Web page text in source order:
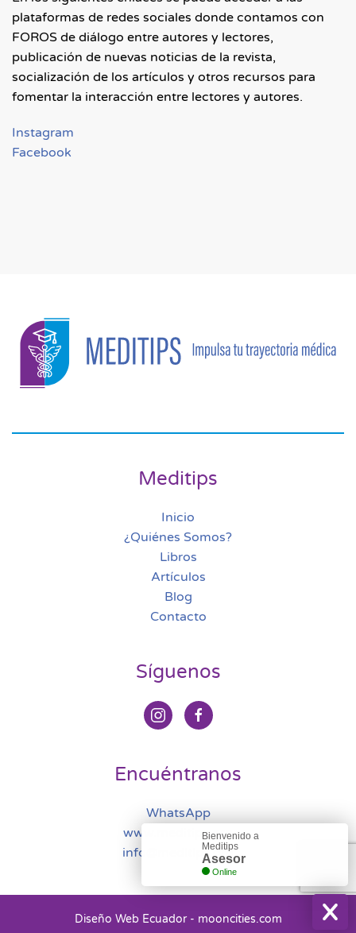
plataformas de redes sociales donde contamos con
FOROS de diálogo entre autores y lectores,
publicación de nuevas noticias de la revista,
socialización de los artículos y otros recursos para
fomentar la interacción entre lectores y autores.
Instagram
Facebook
Meditips
Inicio
¿Quiénes Somos?
Libros
Artículos
Blog
Contacto
Síguenos
Encuéntranos
WhatsApp
www.meditips.org
info@meditips.org
Diseño Web Ecuador - mooncities.com
Bienvenido a
Meditips
Asesor
Online